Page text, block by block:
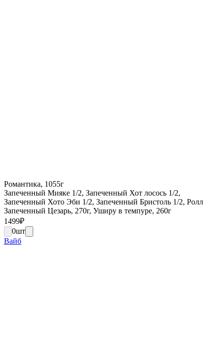
Романтика, 1055г
Запеченный Мияке 1/2, Запеченный Хот лосось 1/2,
Запеченный Хото Эби 1/2, Запеченный Бристоль 1/2, Ролл
Запеченный Цезарь, 270г, Уширу в темпуре, 260г
1499₽
0шт
Вайб